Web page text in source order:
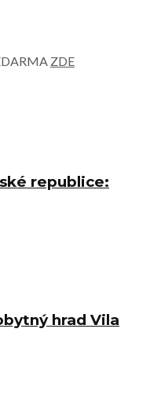
ZDE
republice:
hrad Vila